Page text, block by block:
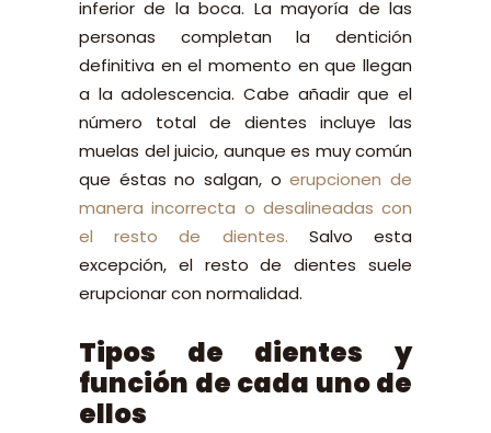
inferior de la boca. La mayoría de las
personas completan la dentición
definitiva en el momento en que llegan
a la adolescencia. Cabe añadir que el
número total de dientes incluye las
muelas del juicio, aunque es muy común
que éstas no salgan, oerupcionen de
manera incorrecta o desalineadas con
el resto de dientes. Salvo esta
excepción, el resto de dientes suele
erupcionar con normalidad.
Tipos de dientes y
función de cada uno de
ellos